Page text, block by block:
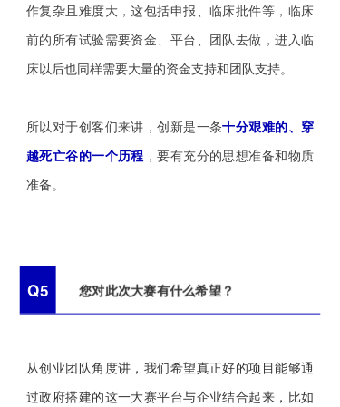
作复杂且难度大，这包括申报、临床批件等，临床
前的所有试验需要资金、平台、团队去做，进入临
床以后也同样需要大量的资金支持和团队支持。
所以对于创客们来讲，创新是一条十分艰难的、穿
越死亡谷的一个历程 ，要有充分的思想准备和物质
准备。
Q5 您对此次大赛有什么希望？
从创业团队角度讲，我们希望真正好的项目能够通
过政府搭建的这一大赛平台与企业结合起来，比如